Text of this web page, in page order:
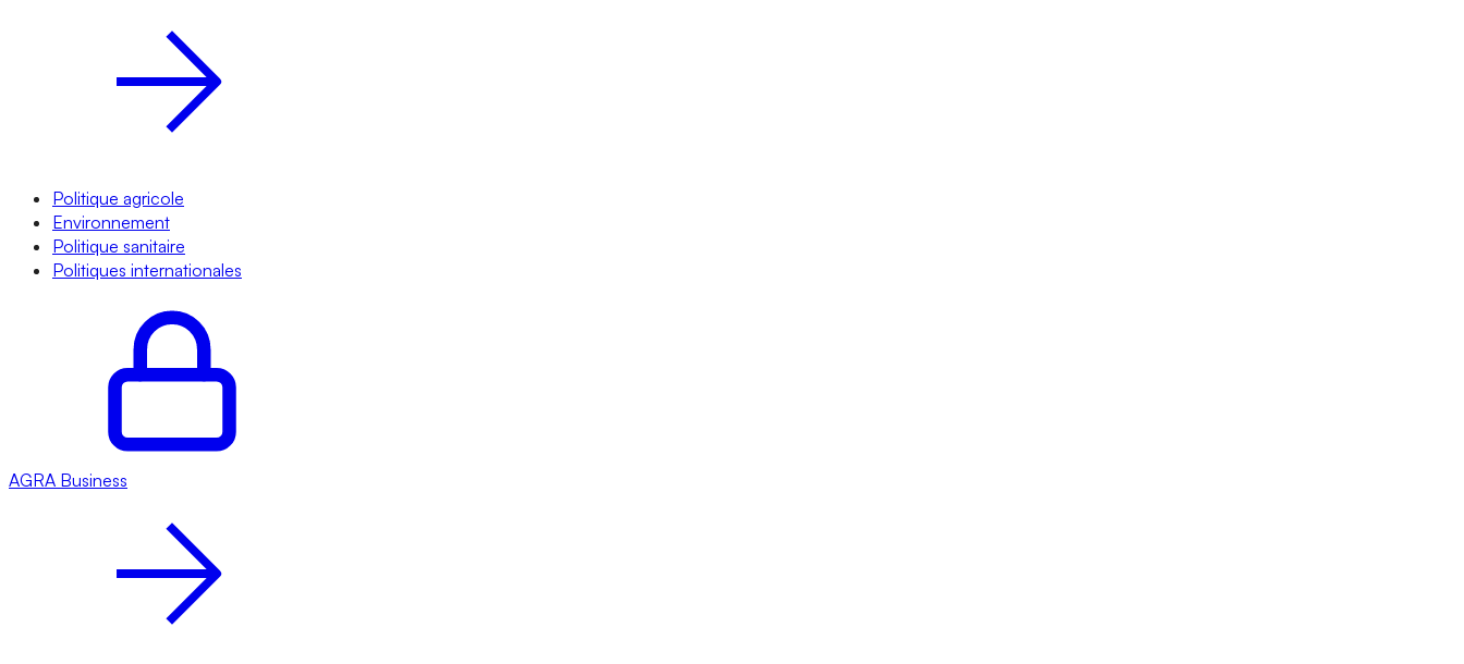
Politique agricole
Environnement
Politique sanitaire
Politiques internationales
AGRA Business